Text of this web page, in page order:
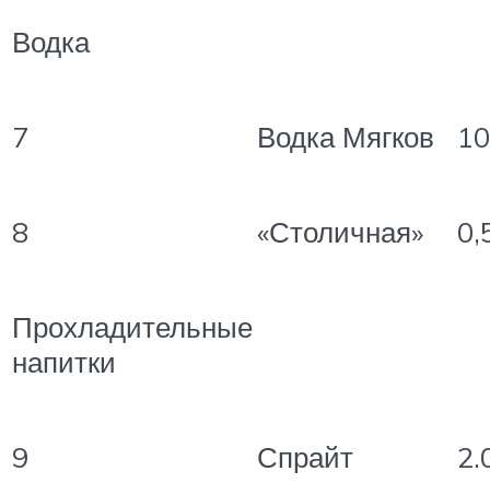
Водка
7 Водка Мягков
8 «Столичная»
Прохладительные
напитки
9 Спрайт